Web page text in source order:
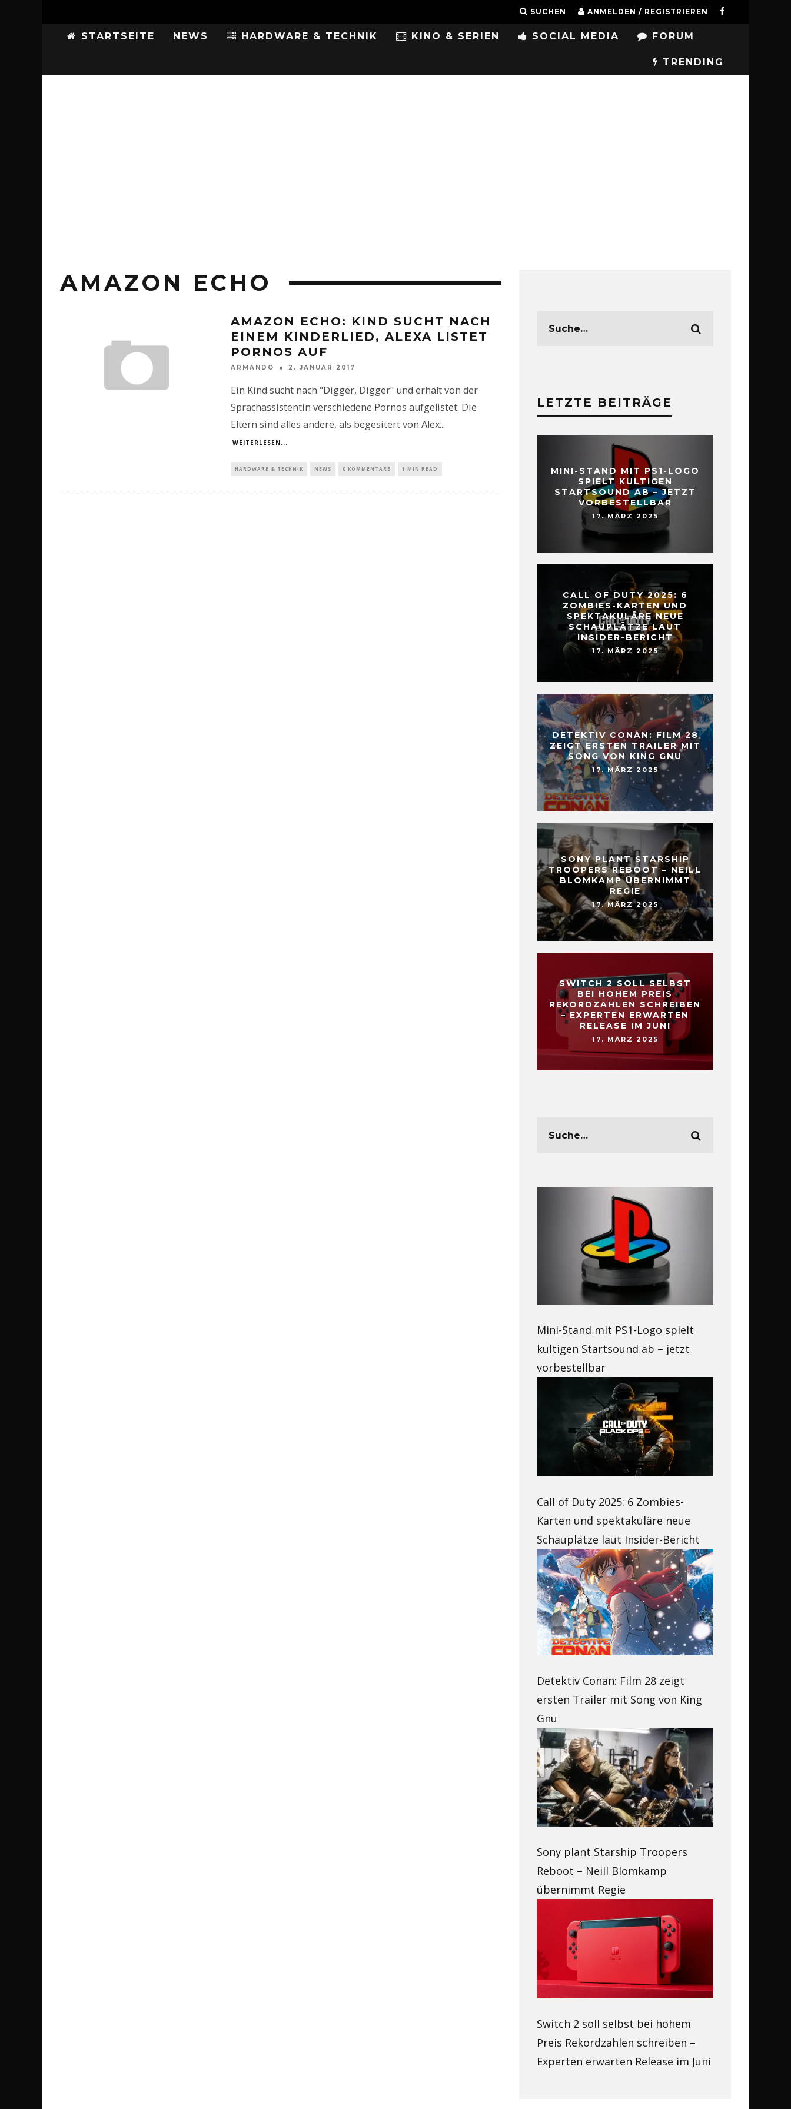
SUCHEN ANMELDEN / REGISTRIEREN
STARTSEITE NEWS HARDWARE & TECHNIK KINO & SERIEN SOCIAL MEDIA FORUM
TRENDING
AMAZON ECHO
AMAZON ECHO: KIND SUCHT NACH
EINEM KINDERLIED, ALEXA LISTET
PORNOS AUF
ARMANDO 2. JANUAR 2017
Ein Kind sucht nach "Digger, Digger" und erhält von der
Sprachassistentin verschiedene Pornos aufgelistet. Die
Eltern sind alles andere, als begesitert von Alex...
WEITERLESEN...
HARDWARE & TECHNIK NEWS 0 KOMMENTARE 1 MIN READ
LETZTE BEITRÄGE
MINI-STAND MIT PS1-LOGO
SPIELT KULTIGEN
STARTSOUND AB – JETZT
VORBESTELLBAR
17. MÄRZ 2025
CALL OF DUTY 2025: 6
ZOMBIES-KARTEN UND
SPEKTAKULÄRE NEUE
SCHAUPLÄTZE LAUT
INSIDER-BERICHT
17. MÄRZ 2025
DETEKTIV CONAN: FILM 28
ZEIGT ERSTEN TRAILER MIT
SONG VON KING GNU
17. MÄRZ 2025
SONY PLANT STARSHIP
TROOPERS REBOOT – NEILL
BLOMKAMP ÜBERNIMMT
REGIE
17. MÄRZ 2025
SWITCH 2 SOLL SELBST
BEI HOHEM PREIS
REKORDZAHLEN SCHREIBEN
– EXPERTEN ERWARTEN
RELEASE IM JUNI
17. MÄRZ 2025
Mini-Stand mit PS1-Logo spielt
kultigen Startsound ab – jetzt
vorbestellbar
Call of Duty 2025: 6 Zombies-
Karten und spektakuläre neue
Schauplätze laut Insider-Bericht
Detektiv Conan: Film 28 zeigt
ersten Trailer mit Song von King
Gnu
Sony plant Starship Troopers
Reboot – Neill Blomkamp
übernimmt Regie
Switch 2 soll selbst bei hohem
Preis Rekordzahlen schreiben –
Experten erwarten Release im Juni